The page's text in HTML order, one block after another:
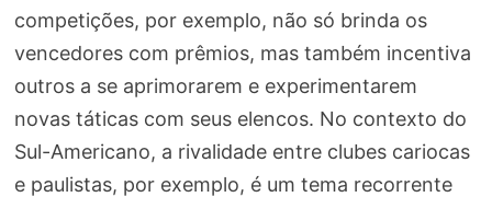
competições, por exemplo, não só brinda os
vencedores com prêmios, mas também incentiva
outros a se aprimorarem e experimentarem
novas táticas com seus elencos. No contexto do
Sul-Americano, a rivalidade entre clubes cariocas
e paulistas, por exemplo, é um tema recorrente